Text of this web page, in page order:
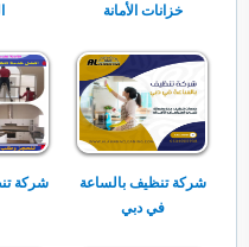
خزانات الأمانة
شركة تنظيف بالساعة
في دبي
شركة